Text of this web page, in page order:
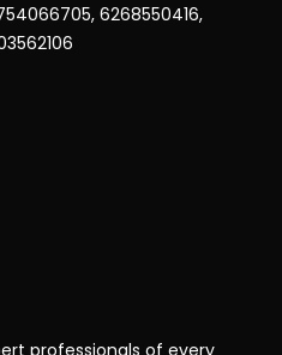
6268550416,
professionals of every